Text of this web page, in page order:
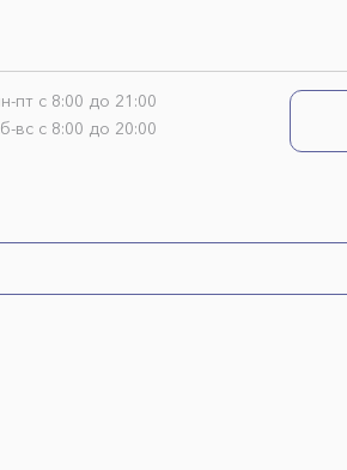
пт с 8:00 до 21:00
вс с 8:00 до 20:00